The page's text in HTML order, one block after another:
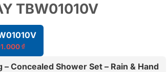
TBW01010V
₫Giá
hiện
tại
– Concealed Shower Set – Rain & Hand